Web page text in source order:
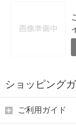
ショッピング
ご利用ガイド